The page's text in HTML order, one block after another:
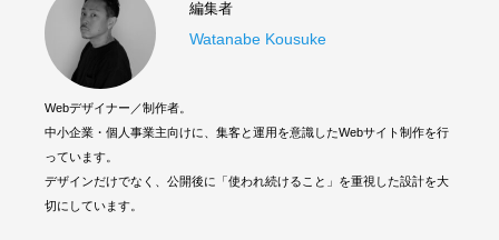
編集者
Watanabe Kousuke
Webデザイナー／制作者。
中小企業・個人事業主向けに、集客と運用を意識したWebサイト制作を行
っています。
デザインだけでなく、公開後に「使われ続けること」を重視した設計を大
切にしています。